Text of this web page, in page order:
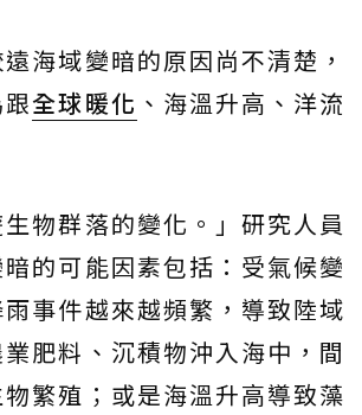
海域變暗的原因尚不清楚，
全球暖化 、海溫升高、洋流
生物群落的變化。」研究人員
的可能因素包括：受氣候變
事件越來越頻繁，導致陸域
肥料、沉積物沖入海中，間
繁殖；或是海溫升高導致藻